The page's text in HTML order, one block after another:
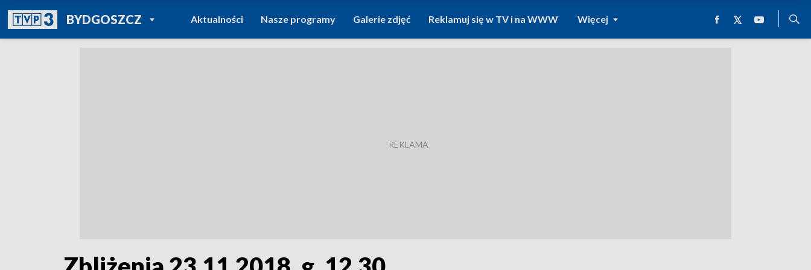
BYDGOSZCZPOWRÓT DO
TVP REGIONY
Aktualności Nasze programy Galerie zdjęć Reklamuj się w TV i na WWW Więcej